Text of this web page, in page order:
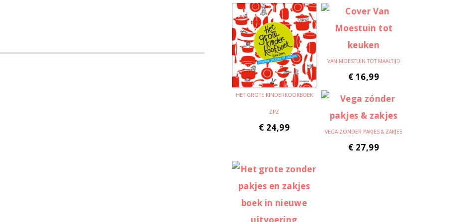
HET GROTE KINDERKOOKBOEK
ZPZ
€ 24,99
VAN MOESTUIN TOT MAALTIJD
€ 16,99
VEGA ZÓNDER PAKJES & ZAKJES
€ 27,99